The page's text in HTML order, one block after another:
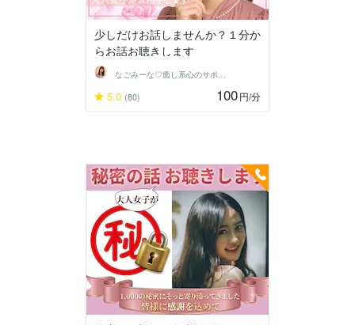
少しだけお話しませんか？１分か
らお話お聴きします
なごみーな♡癒し系心のサポーター
5.0 (80) 100円/分